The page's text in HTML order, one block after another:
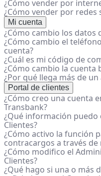
¿Cómo vender por
¿Cómo vender por redes
Mi cuenta
¿Cómo cambio los datos
¿Cómo cambio el
cuenta?
¿Cuál es mi código de
¿Cómo cambio la cuenta
¿Por qué llega más de
Portal de clientes
¿Cómo creo una cuenta
Transbank?
¿Qué información
Clientes?
¿Cómo activo la función
contracargos a través de
¿Cómo modifico el
Clientes?
¿Qué hago si una o más